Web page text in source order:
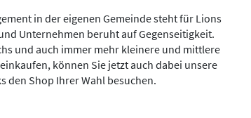
in der eigenen Gemeinde steht für Lions
Unternehmen beruht auf Gegenseitigkeit.
und auch immer mehr kleinere und mittlere
können Sie jetzt auch dabei unsere
den Shop Ihrer Wahl besuchen.